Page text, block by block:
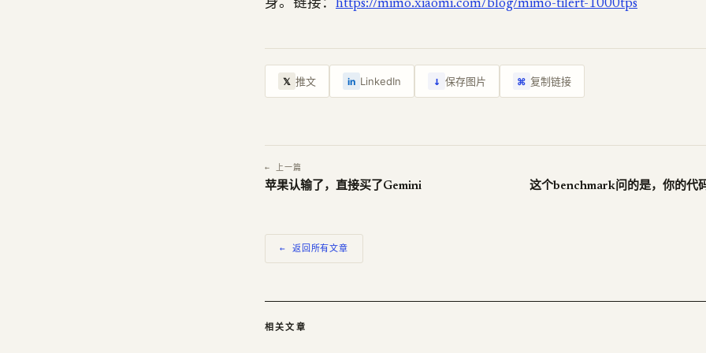
身。链接： https://mimo.xiaomi.com/blog/mimo-tilert-1000tps
𝕏 推文 in LinkedIn ↓ 保存图片 ⌘ 复制链接
← 上一篇
苹果认输了，直接买了Gemini
← 返回所有文章
相关文章